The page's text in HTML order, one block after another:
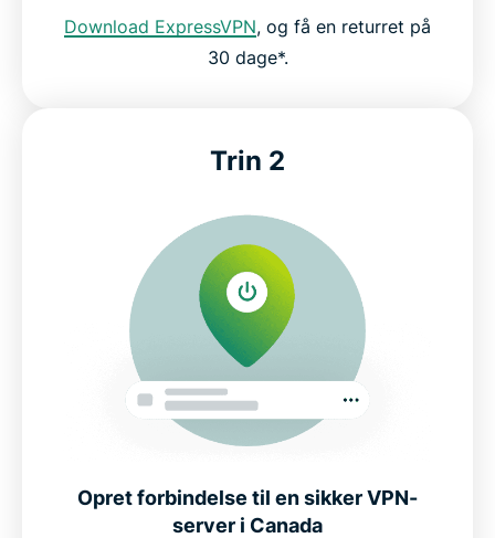
Det siger folk om ExpressVPN
Hvordan får jeg en canadisk IP-adresse?
Privatliv og regler på internettet i Canada
Har man brug for en VPN i Canada?
Populære serverplaceringer for brugere fra
Download ExpressVPN, og få en returret på
30 dage*.
Trin 2
Opret forbindelse til en sikker VPN-
server i Canada